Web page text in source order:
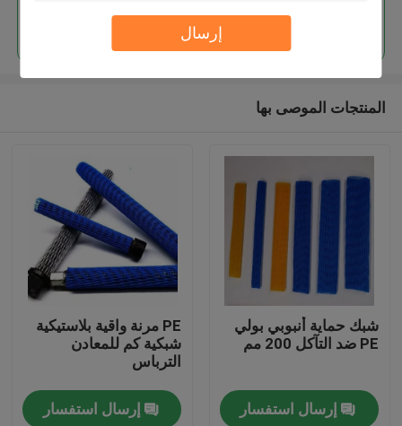
إرسال
منزل، بيت
استمر
المنتجات الموصى بها
شبك حماية أنبوبي بولي
PE ضد التآكل 200 مم
إرسال استفسار
PE مرنة واقية بلاستيكية
شبكية كم للمعادن
الترباس
إرسال استفسار